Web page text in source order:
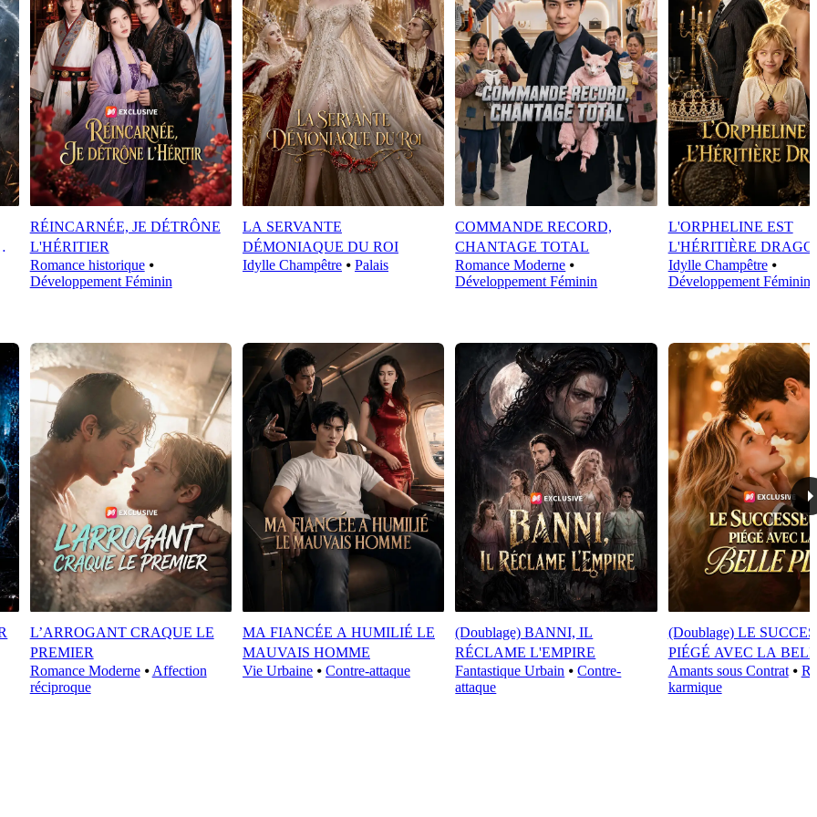
RÉINCARNÉE, JE DÉTRÔNE
L'HÉRITIER
Romance historique⦁
Développement Féminin
LA SERVANTE
DÉMONIAQUE DU ROI
Idylle Champêtre⦁ Palais
COMMANDE RECORD,
CHANTAGE TOTAL
Romance Moderne ⦁
Développement Féminin
L'ORPHELINE EST
L'HÉRITIÈRE
Idylle Champêtre⦁
Développement Féminin
L’ARROGANT CRAQUE LE
PREMIER
Romance Moderne⦁ Affection
réciproque
MA FIANCÉE A HUMILIÉ LE
MAUVAIS HOMME
Vie Urbaine⦁ Contre-attaque
(Doublage) BANNI, IL
RÉCLAME L'EMPIRE
Fantastique Urbain ⦁Contre-
attaque
(Doublage) LE
PIÉGÉ AVEC LA
Amants sous Contrat⦁
karmique